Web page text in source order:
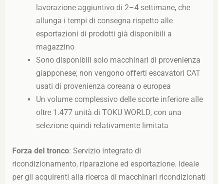
lavorazione aggiuntivo di 2–4 settimane, che
allunga i tempi di consegna rispetto alle
esportazioni di prodotti già disponibili a
magazzino
Sono disponibili solo macchinari di provenienza
giapponese; non vengono offerti escavatori CAT
usati di provenienza coreana o europea
Un volume complessivo delle scorte inferiore alle
oltre 1.477 unità di TOKU WORLD, con una
selezione quindi relativamente limitata
Forza del tronco: Servizio integrato di
ricondizionamento, riparazione ed esportazione. Ideale
per gli acquirenti alla ricerca di macchinari ricondizionati